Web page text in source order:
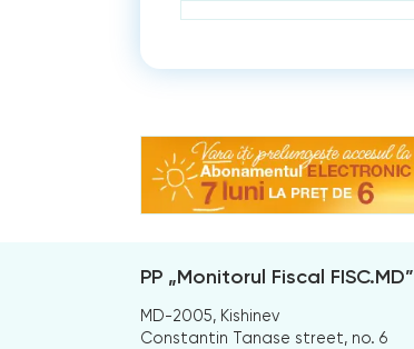
PP „Monitorul Fiscal FISC.MD”
MD-2005, Kishinev
Constantin Tanase street, no. 6